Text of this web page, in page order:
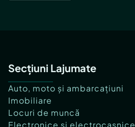
Secțiuni Lajumate
Auto, moto și ambarcațiuni
Imobiliare
Locuri de muncă
Electronice și electrocasnice